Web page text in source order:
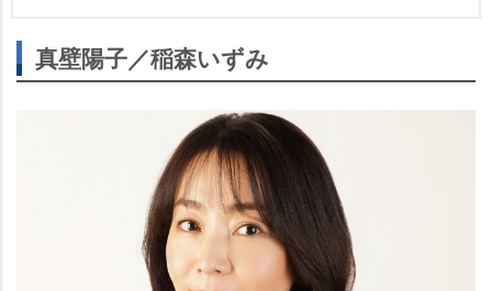
真壁陽子／稲森いずみ